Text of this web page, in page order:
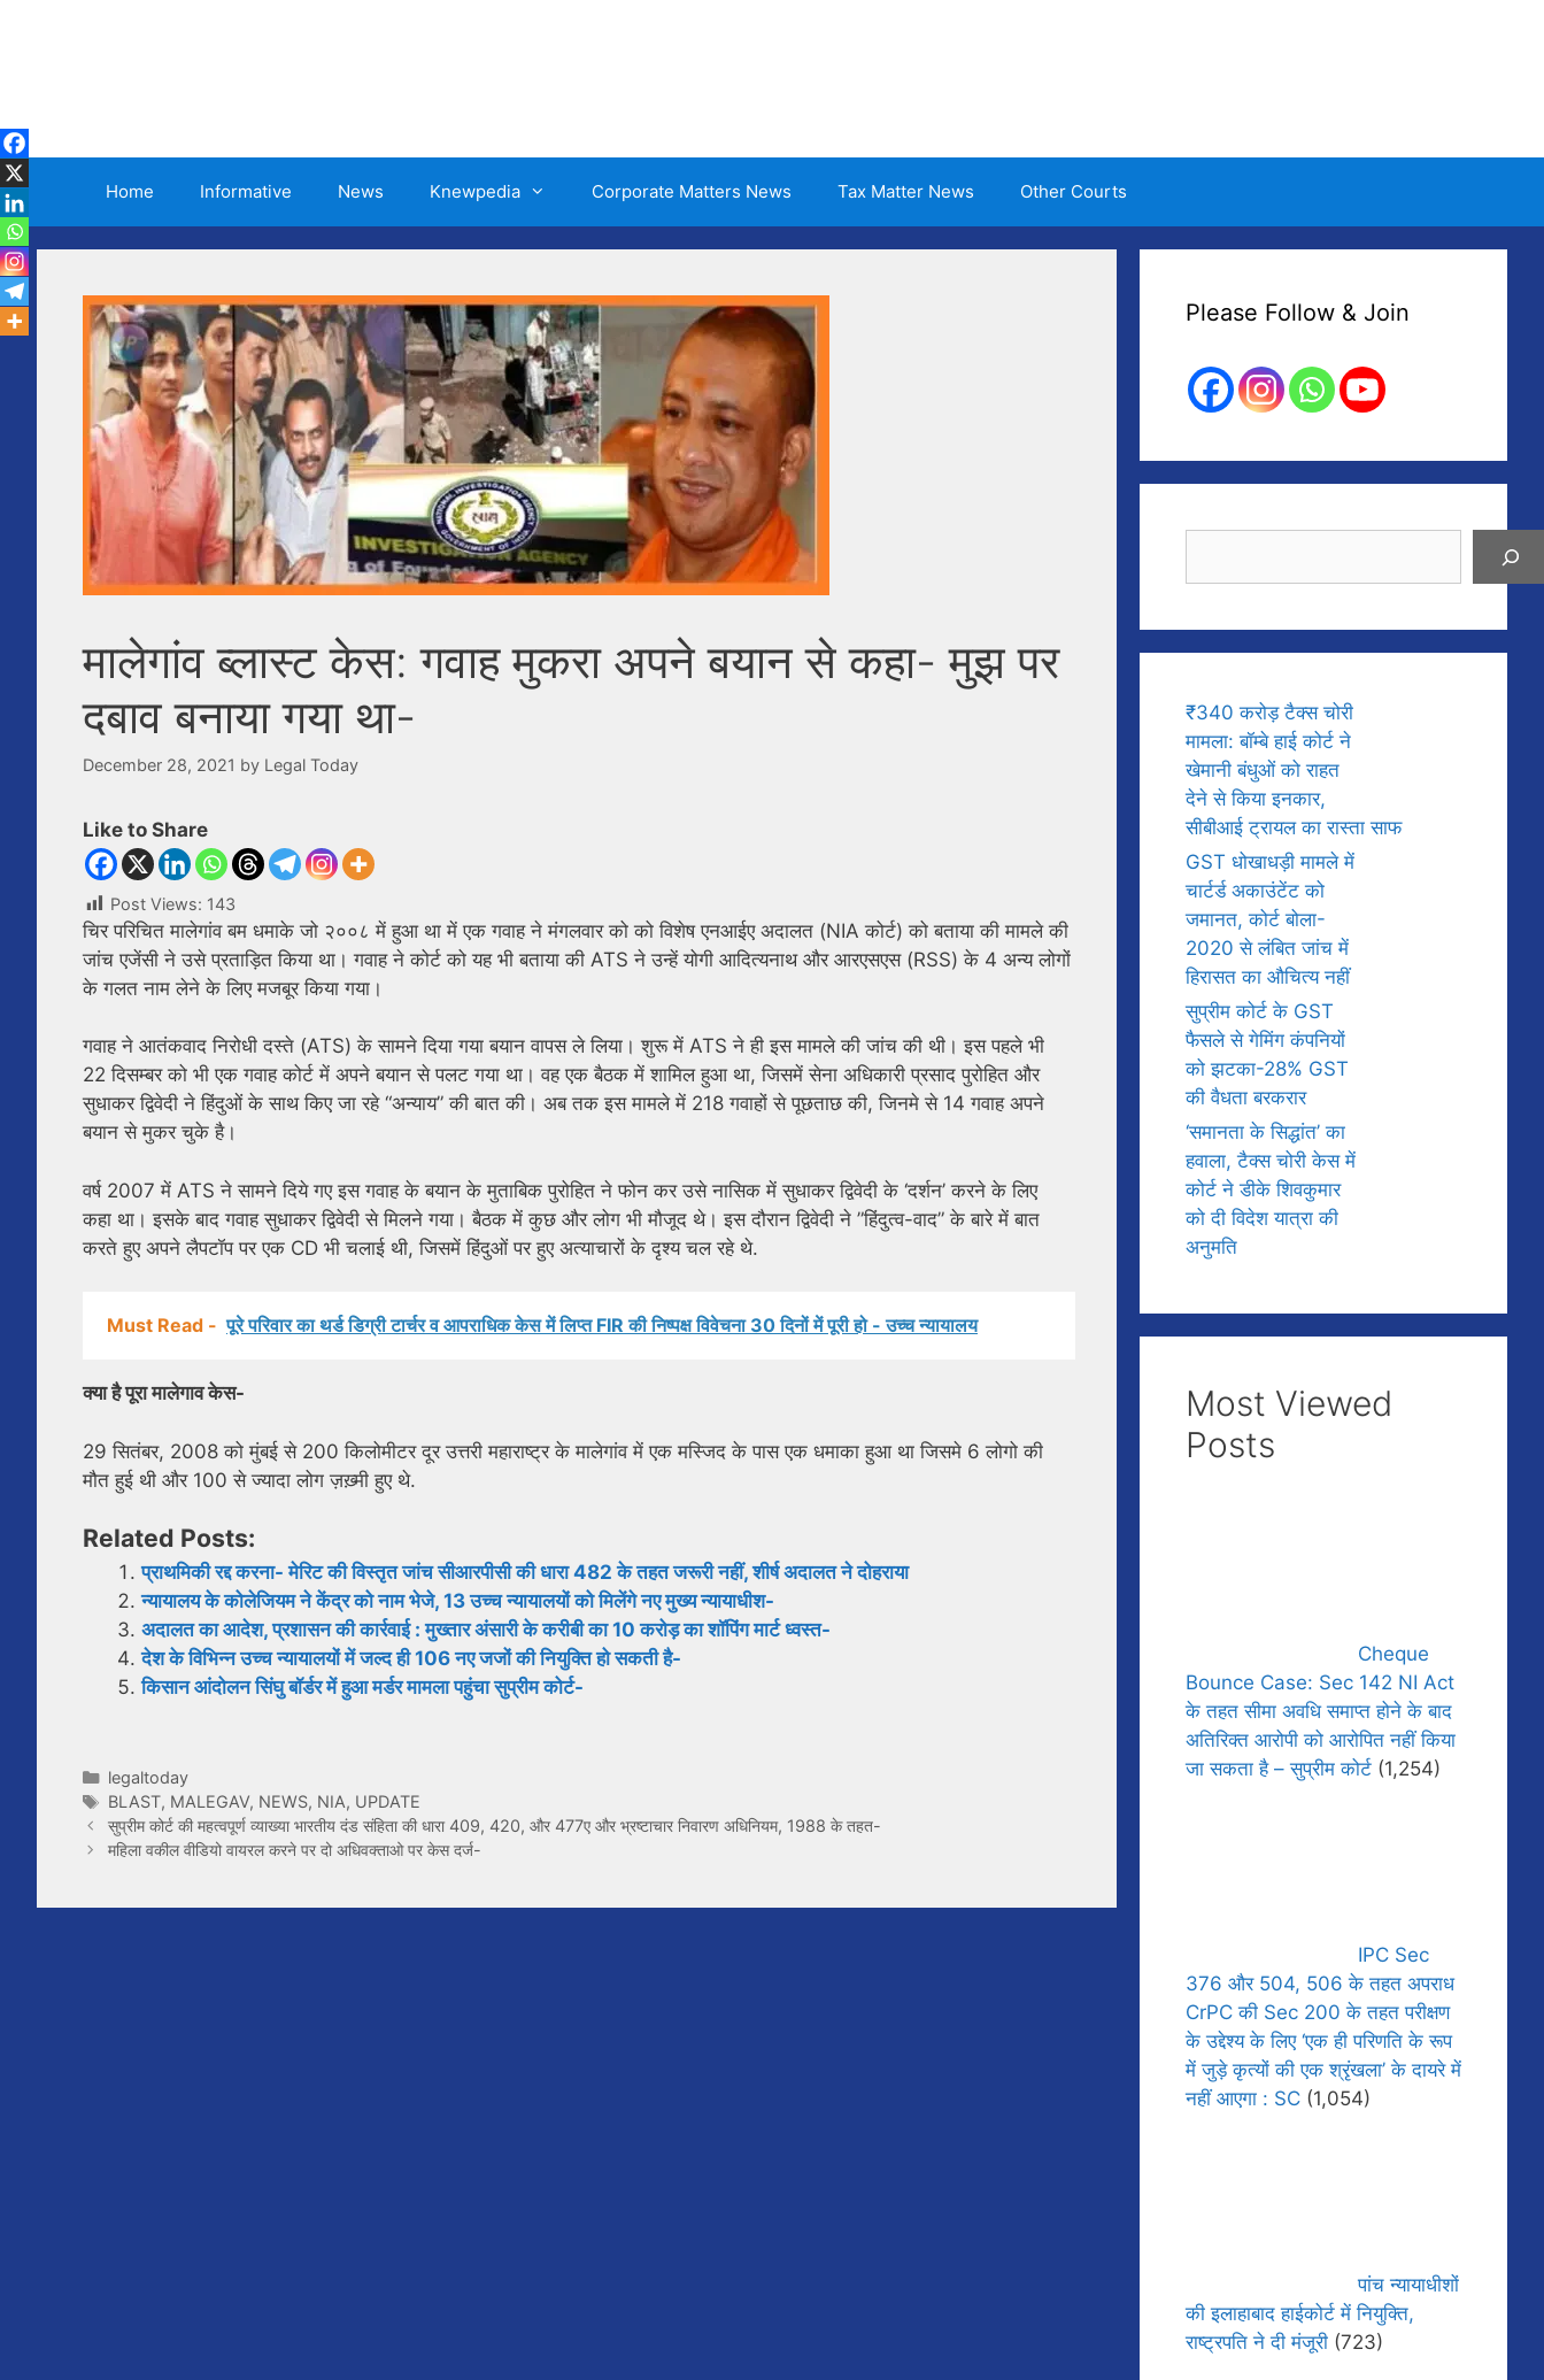
Home Informative News Knewpedia Corporate Matters News Tax Matter News Other Courts
मालेगांव ब्लास्ट केस: गवाह मुकरा अपने बयान से कहा- मुझ पर
दबाव बनाया गया था-
December 28, 2021 by Legal Today
Like to Share
Post Views: 143
चिर परिचित मालेगांव बम धमाके जो २००८ में हुआ था में एक गवाह ने मंगलवार को को विशेष एनआईए अदालत (NIA कोर्ट) को बताया की मामले की
जांच एजेंसी ने उसे प्रताड़ित किया था। गवाह ने कोर्ट को यह भी बताया की ATS ने उन्हें योगी आदित्यनाथ और आरएसएस (RSS) के 4 अन्य लोगों
के गलत नाम लेने के लिए मजबूर किया गया।
गवाह ने आतंकवाद निरोधी दस्ते (ATS) के सामने दिया गया बयान वापस ले लिया। शुरू में ATS ने ही इस मामले की जांच की थी। इस पहले भी
22 दिसम्बर को भी एक गवाह कोर्ट में अपने बयान से पलट गया था। वह एक बैठक में शामिल हुआ था, जिसमें सेना अधिकारी प्रसाद पुरोहित और
सुधाकर द्विवेदी ने हिंदुओं के साथ किए जा रहे “अन्याय” की बात की। अब तक इस मामले में 218 गवाहों से पूछताछ की, जिनमे से 14 गवाह अपने
बयान से मुकर चुके है।
वर्ष 2007 में ATS ने सामने दिये गए इस गवाह के बयान के मुताबिक पुरोहित ने फोन कर उसे नासिक में सुधाकर द्विवेदी के ‘दर्शन’ करने के लिए
कहा था। इसके बाद गवाह सुधाकर द्विवेदी से मिलने गया। बैठक में कुछ और लोग भी मौजूद थे। इस दौरान द्विवेदी ने ”हिंदुत्व-वाद” के बारे में बात
करते हुए अपने लैपटॉप पर एक CD भी चलाई थी, जिसमें हिंदुओं पर हुए अत्याचारों के दृश्य चल रहे थे.
Must Read - पूरे परिवार का थर्ड डिग्री टार्चर व आपराधिक केस में लिप्त FIR की निष्पक्ष विवेचना 30 दिनों में पूरी हो - उच्च न्यायालय
क्या है पूरा मालेगाव केस-
29 सितंबर, 2008 को मुंबई से 200 किलोमीटर दूर उत्तरी महाराष्ट्र के मालेगांव में एक मस्जिद के पास एक धमाका हुआ था जिसमे 6 लोगो की
मौत हुई थी और 100 से ज्यादा लोग ज़ख़्मी हुए थे.
Related Posts:
प्राथमिकी रद्द करना- मेरिट की विस्तृत जांच सीआरपीसी की धारा 482 के तहत जरूरी नहीं, शीर्ष अदालत ने दोहराया
न्यायालय के कोलेजियम ने केंद्र को नाम भेजे, 13 उच्च न्यायालयों को मिलेंगे नए मुख्य न्यायाधीश-
अदालत का आदेश, प्रशासन की कार्रवाई : मुख्तार अंसारी के करीबी का 10 करोड़ का शॉपिंग मार्ट ध्वस्त-
देश के विभिन्न उच्च न्यायालयों में जल्द ही 106 नए जजों की नियुक्ति हो सकती है-
किसान आंदोलन सिंघु बॉर्डर में हुआ मर्डर मामला पहुंचा सुप्रीम कोर्ट-
Categories
legaltoday
Tags
BLAST, MALEGAV, NEWS, NIA, UPDATE
सुप्रीम कोर्ट की महत्वपूर्ण व्याख्या भारतीय दंड संहिता की धारा 409, 420, और 477ए और भ्रष्टाचार निवारण अधिनियम, 1988 के तहत-
महिला वकील वीडियो वायरल करने पर दो अधिवक्ताओ पर केस दर्ज-
Please Follow & Join
₹340 करोड़ टैक्स चोरी
मामला: बॉम्बे हाई कोर्ट ने
खेमानी बंधुओं को राहत
देने से किया इनकार,
सीबीआई ट्रायल का रास्ता साफ
GST धोखाधड़ी मामले में
चार्टर्ड अकाउंटेंट को
जमानत, कोर्ट बोला-
2020 से लंबित जांच में
हिरासत का औचित्य नहीं
सुप्रीम कोर्ट के GST
फैसले से गेमिंग कंपनियों
को झटका-28% GST
की वैधता बरकरार
‘समानता के सिद्धांत’ का
हवाला, टैक्स चोरी केस में
कोर्ट ने डीके शिवकुमार
को दी विदेश यात्रा की
अनुमति
Most Viewed
Posts
Cheque
Bounce Case: Sec 142 NI Act
के तहत सीमा अवधि समाप्त होने के बाद
अतिरिक्त आरोपी को आरोपित नहीं किया
जा सकता है – सुप्रीम कोर्ट (1,254)
IPC Sec
376 और 504, 506 के तहत अपराध
CrPC की Sec 200 के तहत परीक्षण
के उद्देश्य के लिए ‘एक ही परिणति के रूप
में जुड़े कृत्यों की एक श्रृंखला’ के दायरे में
नहीं आएगा : SC (1,054)
पांच न्यायाधीशों
की इलाहाबाद हाईकोर्ट में नियुक्ति,
राष्ट्रपति ने दी मंजूरी (723)